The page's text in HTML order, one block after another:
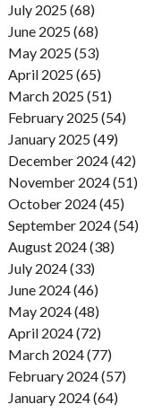
July 2025 (68)
June 2025 (68)
May 2025 (53)
April 2025 (65)
March 2025 (51)
February 2025 (54)
January 2025 (49)
December 2024 (42)
November 2024 (51)
October 2024 (45)
September 2024 (54)
August 2024 (38)
July 2024 (33)
June 2024 (46)
May 2024 (48)
April 2024 (72)
March 2024 (77)
February 2024 (57)
January 2024 (64)